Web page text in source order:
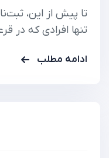
تا پیش از این،
تنها افرادی که در
ادامه مطلب